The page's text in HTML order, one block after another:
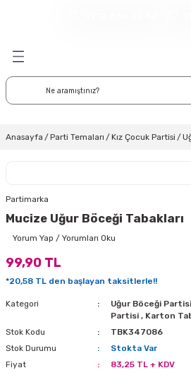
ve Masa Etekleri
Süslemeleri
Malzemeleri
Bayramı
Süsleri
Duvar Fon Süsleri
Süsleme Şekerleri
ve Malzemeleri
Altlığı Örtüleri
Ürünler
Çam Ağaçları
Anasayfa Parti Temaları Kız Çocuk Partisi
Partimarka
Mucize Uğur Böceği Tabakları
Yorum Yap / Yorumları Oku
99,90 TL
*20,58 TL den başlayan taksitlerle!!
Kategori Uğur Böceği Partisi
Partisi , Karton
Stok Kodu
TBK347086
Stok Durumu
Stokta Var
Fiyat
83,25 TL + KDV